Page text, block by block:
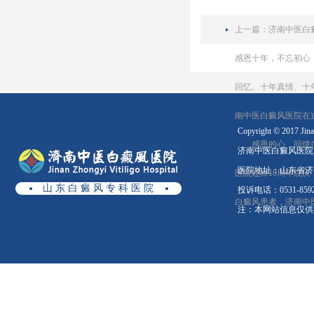
上一篇：济南中医
感恩十年，不忘初心
回忆、十年真情、
南中医白癜风医院在
感恩的心，回馈
医院迎来10周年院
白癜风患者，济南
山 东 白 癜 风 专 科 医 院
Copyright © 2017
济南中医白癜风医
医院地址：山东省
投诉电话：0531-
注：本网站信息仅